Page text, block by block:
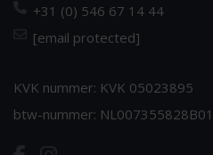
+31 (0) 546 67 14 44
[email protected]
KVK nummer: KVK 05023895
btw-nummer: NL007355828B01